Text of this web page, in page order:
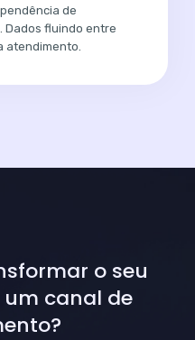
de
Dados fluindo entre
atendimento.
o seu
canal de